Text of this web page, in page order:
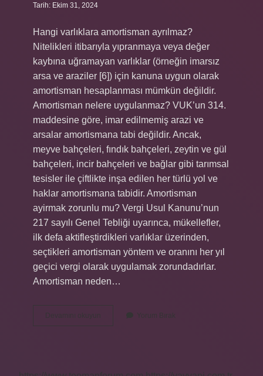
Tarih: Ekim 31, 2024
Hangi varlıklara amortisman ayrılmaz?
Nitelikleri itibarıyla yıpranmaya veya değer
kaybına uğramayan varlıklar (örneğin imarsız
arsa ve araziler [6]) için kanuna uygun olarak
amortisman hesaplanması mümkün değildir.
Amortisman nelere uygulanmaz? VUK’un 314.
maddesine göre, imar edilmemiş arazi ve
arsalar amortismana tabi değildir. Ancak,
meyve bahçeleri, fındık bahçeleri, zeytin ve gül
bahçeleri, incir bahçeleri ve bağlar gibi tarımsal
tesisler ile çiftlikte inşa edilen her türlü yol ve
haklar amortismana tabidir. Amortisman
ayirmak zorunlu mu? Vergi Usul Kanunu’nun
217 sayılı Genel Tebliği uyarınca, mükellefler,
ilk defa aktifleştirdikleri varlıklar üzerinden,
seçtikleri amortisman yöntem ve oranını her yıl
geçici vergi olarak uygulamak zorundadırlar.
Amortisman neden…
Devamını okuyun
Amortisman
Yorum Bırak